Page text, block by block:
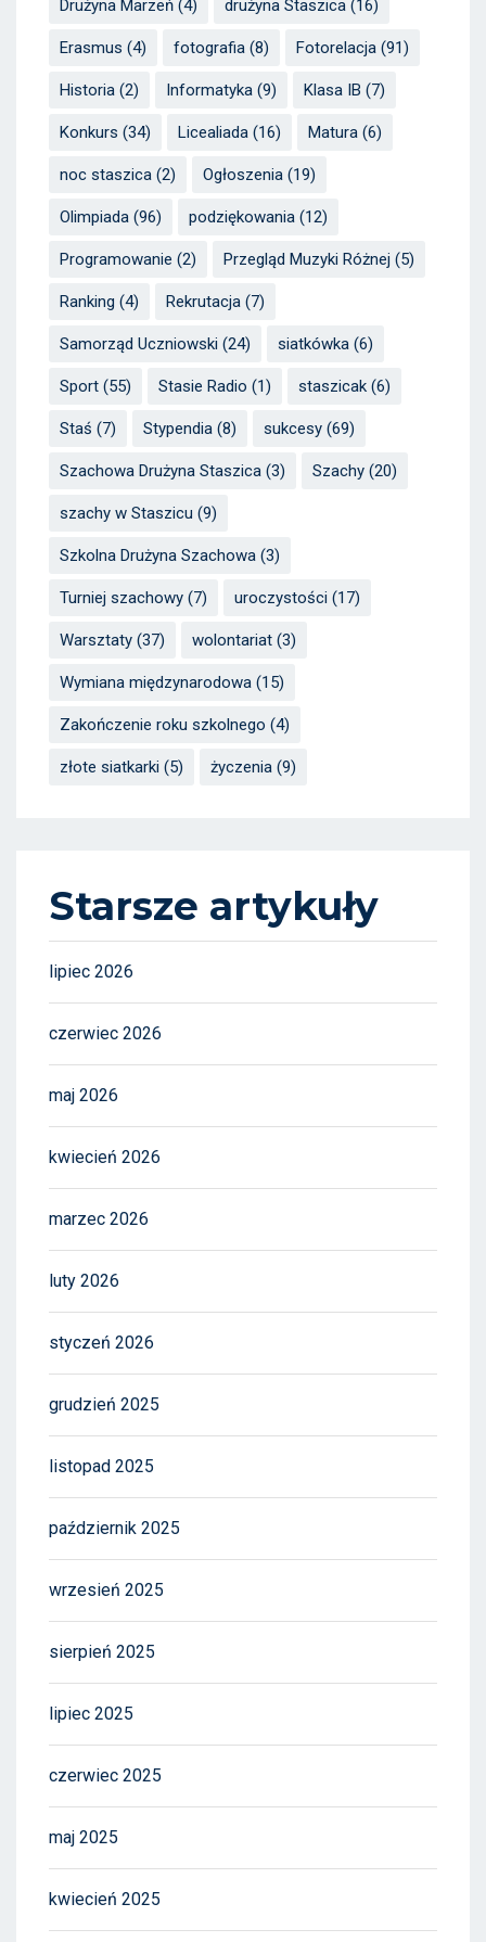
Drużyna Marzeń (4) drużyna Staszica (16)
Erasmus (4) fotografia (8) Fotorelacja (91)
Historia (2) Informatyka (9) Klasa IB (7)
Konkurs (34) Licealiada (16) Matura (6)
noc staszica (2) Ogłoszenia (19)
Olimpiada (96) podziękowania (12)
Programowanie (2) Przegląd Muzyki Różnej (5)
Ranking (4) Rekrutacja (7)
Samorząd Uczniowski (24) siatkówka (6)
Sport (55) Stasie Radio (1) staszicak (6)
Staś (7) Stypendia (8) sukcesy (69)
Szachowa Drużyna Staszica (3) Szachy (20)
szachy w Staszicu (9)
Szkolna Drużyna Szachowa (3)
Turniej szachowy (7) uroczystości (17)
Warsztaty (37) wolontariat (3)
Wymiana międzynarodowa (15)
Zakończenie roku szkolnego (4)
złote siatkarki (5) życzenia (9)
Starsze artykuły
lipiec 2026
czerwiec 2026
maj 2026
kwiecień 2026
marzec 2026
luty 2026
styczeń 2026
grudzień 2025
listopad 2025
październik 2025
wrzesień 2025
sierpień 2025
lipiec 2025
czerwiec 2025
maj 2025
kwiecień 2025